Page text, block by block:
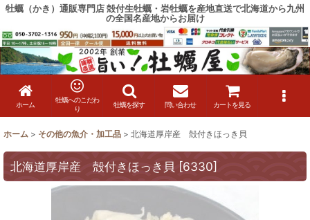
牡蠣（かき）通販専門店 殻付生牡蠣・岩牡蠣を産地直送で北海道から九州
の全国名産地からお届け
ホーム
牡蠣へのこだわ
り
牡蠣を探す 問い合わせ カートを見る
ホーム > その他の魚介・加工品 > 北海道厚岸産 殻付きほっき貝
北海道厚岸産 殻付きほっき貝 [6330]